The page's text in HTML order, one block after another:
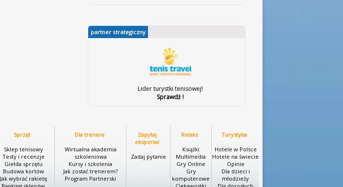
partner strategiczny
Lider turystki tenisowej!
Sprawdź !
Sprzęt
Sklep tenisowy
Testy i recenzje
Giełda sprzętu
Budowa kortów
Jak wybrać rakietę
Dla trenera
Wirtualna akademia
szkoleniowa
Kursy i szkolenia
Jak zostać trenerem?
Program Partnerski
Zapytaj
eksperta!
Zadaj pytanie
Relaks
Książki
Multimedia
Gry Online
Gry
komputerowe
Turystyka
Hotele w Polsce
Hotele na świecie
Opinie
Dla dzieci i
młodzieży